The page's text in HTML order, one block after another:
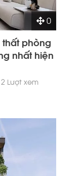
0
phòng
nhất hiện
Lượt xem